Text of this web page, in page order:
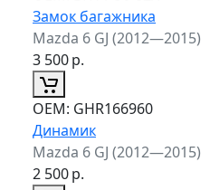
Замок багажника
Mazda 6 GJ (2012—2015)
3 500р.
ОЕМ: GHR166960
Динамик
Mazda 6 GJ (2012—2015)
2 500р.